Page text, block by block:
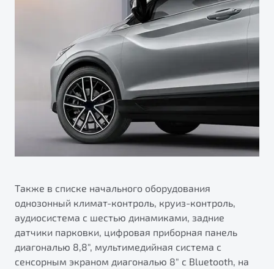
Также в списке начального оборудования
однозонный климат-контроль, круиз-контроль,
аудиосистема с шестью динамиками, задние
датчики парковки, цифровая приборная панель
диагональю 8,8", мультимедийная система с
сенсорным экраном диагональю 8" с Bluetooth, на